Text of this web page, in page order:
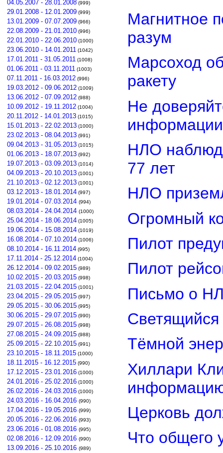
04.05.2007 - 28.01.2008 (999)
29.01.2008 - 12.01.2009 (999)
13.01.2009 - 07.07.2009 (966)
22.08.2009 - 21.01.2010 (996)
22.01.2010 - 22.06.2010 (1000)
23.06.2010 - 14.01.2011 (1042)
17.01.2011 - 31.05.2011 (1008)
01.06.2011 - 03.11.2011 (1003)
07.11.2011 - 16.03.2012 (996)
19.03.2012 - 09.06.2012 (1009)
13.06.2012 - 07.09.2012 (988)
10.09.2012 - 19.11.2012 (1004)
20.11.2012 - 14.01.2013 (1015)
15.01.2013 - 22.02.2013 (1000)
23.02.2013 - 08.04.2013 (991)
09.04.2013 - 31.05.2013 (1015)
01.06.2013 - 18.07.2013 (992)
19.07.2013 - 03.09.2013 (1014)
04.09.2013 - 20.10.2013 (1001)
21.10.2013 - 02.12.2013 (1001)
03.12.2013 - 18.01.2014 (997)
19.01.2014 - 07.03.2014 (994)
08.03.2014 - 24.04.2014 (1000)
25.04.2014 - 18.06.2014 (1005)
19.06.2014 - 15.08.2014 (1019)
16.08.2014 - 07.10.2014 (1006)
08.10.2014 - 16.11.2014 (995)
17.11.2014 - 25.12.2014 (1004)
26.12.2014 - 09.02.2015 (989)
10.02.2015 - 20.03.2015 (998)
21.03.2015 - 22.04.2015 (1001)
23.04.2015 - 29.05.2015 (997)
29.05.2015 - 30.06.2015 (995)
30.06.2015 - 29.07.2015 (990)
29.07.2015 - 26.08.2015 (998)
27.08.2015 - 24.09.2015 (988)
25.09.2015 - 22.10.2015 (991)
23.10.2015 - 18.11.2015 (1000)
18.11.2015 - 16.12.2015 (990)
17.12.2015 - 23.01.2016 (1000)
24.01.2016 - 25.02.2016 (1000)
26.02.2016 - 24.03.2016 (1000)
24.03.2016 - 16.04.2016 (990)
17.04.2016 - 19.05.2016 (999)
20.05.2016 - 22.06.2016 (993)
23.06.2016 - 01.08.2016 (995)
02.08.2016 - 12.09.2016 (990)
13.09.2016 - 25.10.2016 (989)
Магнитное
разум
Марсоход
ракету
Не
информации
НЛО
77 лет
НЛО
Огромный
Пилот
Пилот
Письмо о
Светящийся
Тёмной
Хиллари
Церковь
Что общего